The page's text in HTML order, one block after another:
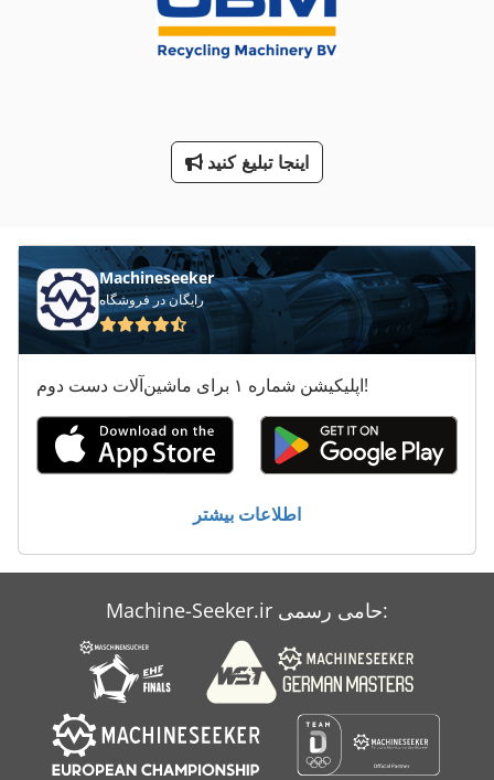
لوازم جانبی برای ماشین آلات تاشو
اینجا تبلیغ کنید
Machineseeker
رایگان در فروشگاه
اپلیکیشن شماره ۱ برای ماشین‌آلات دست دوم!
اطلاعات بیشتر
Machine-Seeker.ir حامی رسمی: